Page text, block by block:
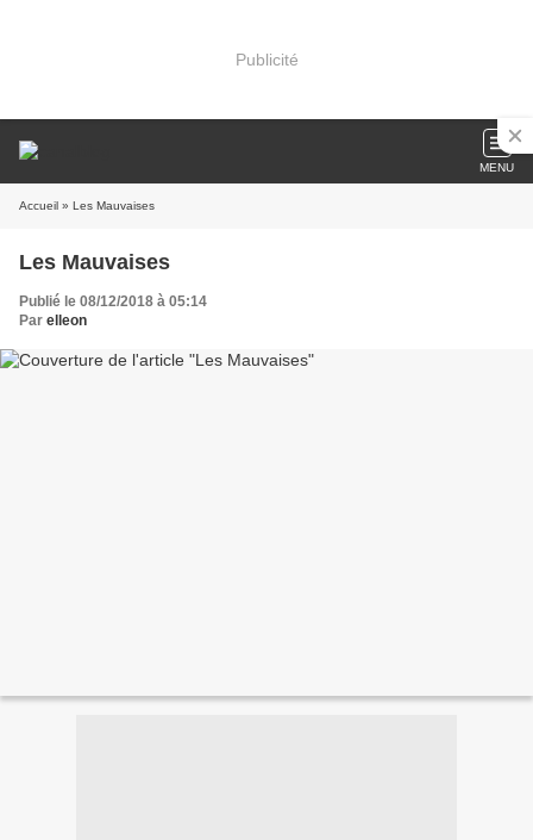
Publicité
MENU
Accueil » Les Mauvaises
Les Mauvaises
Publié le 08/12/2018 à 05:14
Par elleon